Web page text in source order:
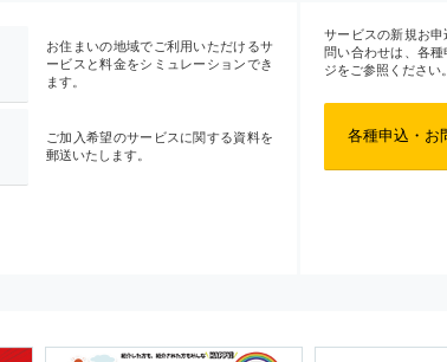
お住まいの地域でご利用いただけるサ
ービスと料金をシミュレーションでき
ます。
ご加入希望のサービスに関する資料を
郵送いたします。
サービスの新規お
問い合わせは、各
ジをご参照ください。
各種申込・お